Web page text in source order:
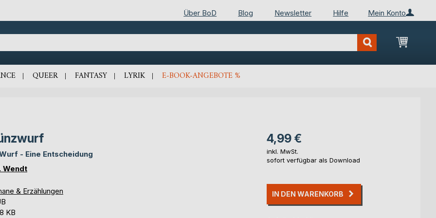
Mein Konto
Über BoD Blog Newsletter Hilfe
Mein
QUEER FANTASY LYRIK E-BOOK-ANGEBOTE %
- Eine Entscheidung
Wendt
& Erzählungen
KB
4,99 €
inkl. MwSt.
sofort verfügbar als Download
IN DEN WARENKORB